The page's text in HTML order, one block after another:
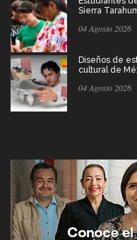
Sierra
04 Agosto 2026
Diseños de
cultural de
04 Agosto 2026